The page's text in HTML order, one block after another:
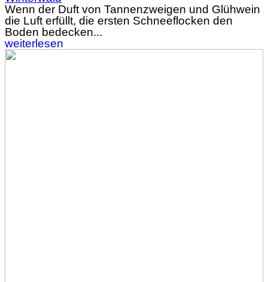
Wenn der Duft von Tannenzweigen und Glühwein
die Luft erfüllt, die ersten Schneeflocken den
Boden bedecken...
weiterlesen